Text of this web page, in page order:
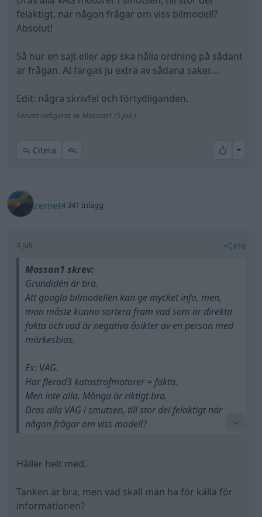
felaktigt, när någon frågar om viss bilmodell?
Absolut!
Så hur en sajt eller app ska hålla ordning på sådant
är frågan. AI färgas ju extra av sådana saker....
Edit: några skrivfel och förtydliganden.
Senast redigerat av Mossan1 (5 juli )
Citera All
zemet4 341 Inlägg
4 juli #10
Mossan1 skrev:
Grundidén är bra.
Att googla bilmodellen kan ge mycket info, men,
man måste kunna sortera fram vad som är direkta
fakta och vad är negativa åsikter av en person med
märkesbias.
Ex: VAG.
Har flerad3 katastrofmotorer = fakta.
Men inte alla. Många är riktigt bra.
Dras alla VAG i smutsen, till stor del felaktigt när
någon frågar om viss modell?
Men hur en sajt eller app ska hålla ordning på
saker....
Håller helt med.
Tanken är bra, men vad skall man ha för källa för
informationen?